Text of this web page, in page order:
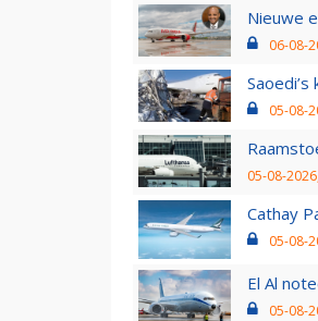
Nieuwe
06-08-
05-08-
05-08-
Cathay
05-08-
El Al
05-08-